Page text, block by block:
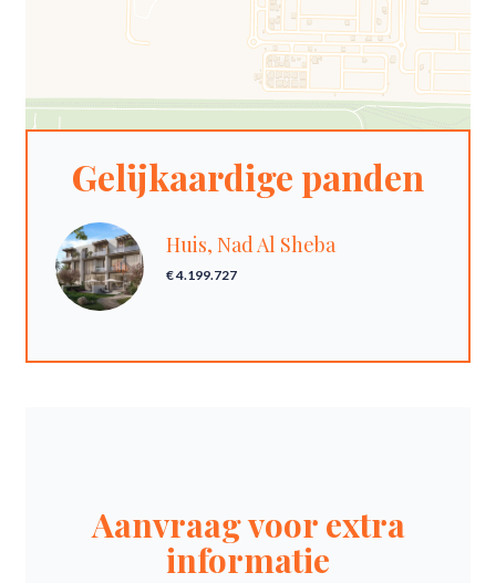
Gelijkaardige panden
Huis, Nad Al Sheba
€ 4.199.727
Aanvraag voor extra
informatie